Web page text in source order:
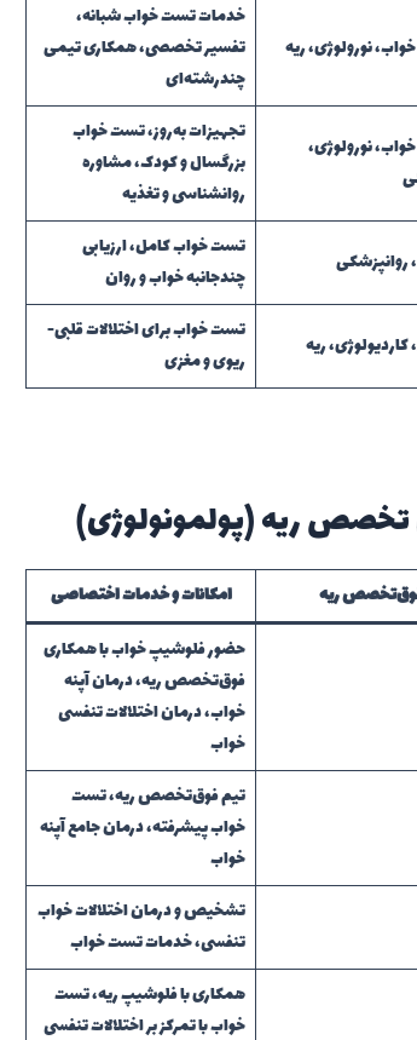
نورولوژی، ریه
خدمات تست خواب شبانه،
تفسیر تخصصی، همکاری تیمی
چندرشته‌ای
نورولوژی،
تجهیزات به‌روز، تست خواب
بزرگسال و کودک، مشاوره
روانشناسی و تغذیه
روانپزشکی
تست خواب کامل، ارزیابی
چندجانبه خواب و روان
کاردیولوژی، ریه
تست خواب برای اختلالات قلبی-
ریوی و مغزی
ریه امکانات و خدمات اختصاصی
حضور فلوشیپ خواب با همکاری
فوق‌تخصص ریه، درمان آپنه
خواب، درمان اختلالات تنفسی
خواب
تیم فوق‌تخصص ریه، تست
خواب پیشرفته، درمان جامع آپنه
خواب
تشخیص و درمان اختلالات خواب
تنفسی، خدمات تست خواب
همکاری با فلوشیپ ریه، تست
خواب با تمرکز بر اختلالات تنفسی